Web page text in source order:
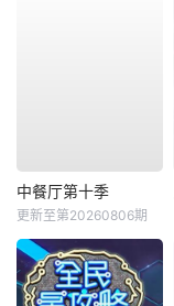
中餐厅第十季
更新至第20260806期